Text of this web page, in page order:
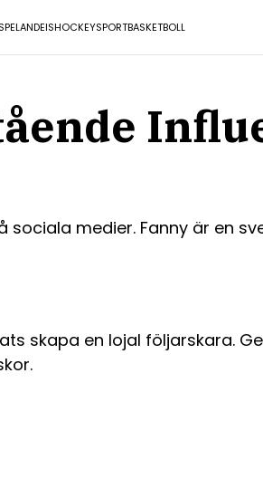
ISHOCKEYSPORTBASKETBOLL
medier. Fanny är en
skapa en lojal följarskara.